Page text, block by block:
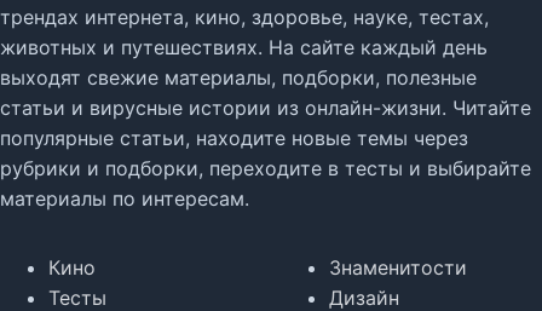
трендах интернета, кино, здоровье, науке, тестах,
животных и путешествиях. На сайте каждый день
выходят свежие материалы, подборки, полезные
статьи и вирусные истории из онлайн-жизни. Читайте
популярные статьи, находите новые темы через
рубрики и подборки, переходите в тесты и выбирайте
материалы по интересам.
Кино
Тесты
Знаменитости
Дизайн